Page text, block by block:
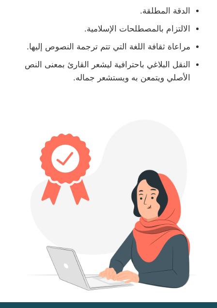
الدقة المطلقة.
الالتزام بالمصطلحات الإسلامية.
مراعاة ثقافة اللغة التي تتم ترجمة النصوص إليها.
النقل البلاغي باحترافية ليشعر القارئ بمعنى النص
الأصلي ويتمعن به ويستشعر جماله.